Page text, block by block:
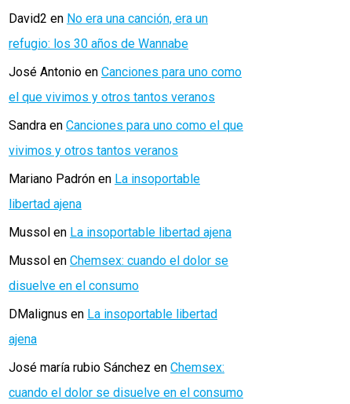
David2 en No era una canción, era un
refugio: los 30 años de Wannabe
José Antonio en Canciones para uno como
el que vivimos y otros tantos veranos
Sandra en Canciones para uno como el que
vivimos y otros tantos veranos
Mariano Padrón en La insoportable
libertad ajena
Mussol en La insoportable libertad ajena
Mussol en Chemsex: cuando el dolor se
disuelve en el consumo
DMalignus en La insoportable libertad
ajena
José maría rubio Sánchez en Chemsex:
cuando el dolor se disuelve en el consumo